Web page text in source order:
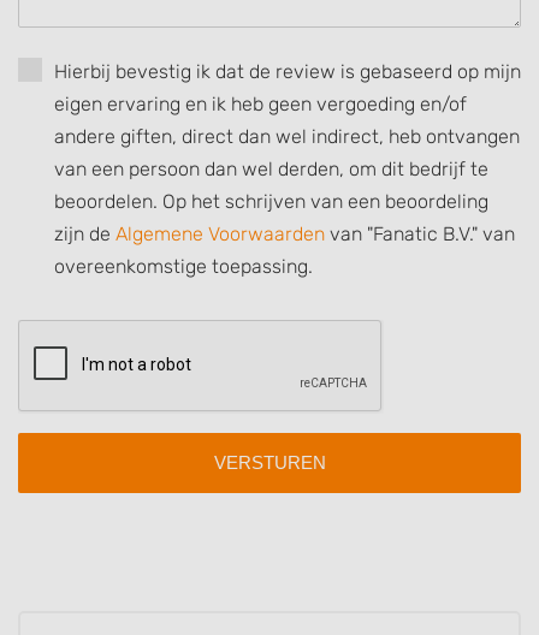
Hierbij bevestig ik dat de review is gebaseerd op mijn
eigen ervaring en ik heb geen vergoeding en/of
andere giften, direct dan wel indirect, heb ontvangen
van een persoon dan wel derden, om dit bedrijf te
beoordelen. Op het schrijven van een beoordeling
zijn de Algemene Voorwaarden van "Fanatic B.V." van
overeenkomstige toepassing.
Understand audiences through statistics
or combinations of data from different
sources
Develop and improve services
Use limited data to select content
Use precise geolocation data
Identify devices based on information
Non-IAB processing purposes: